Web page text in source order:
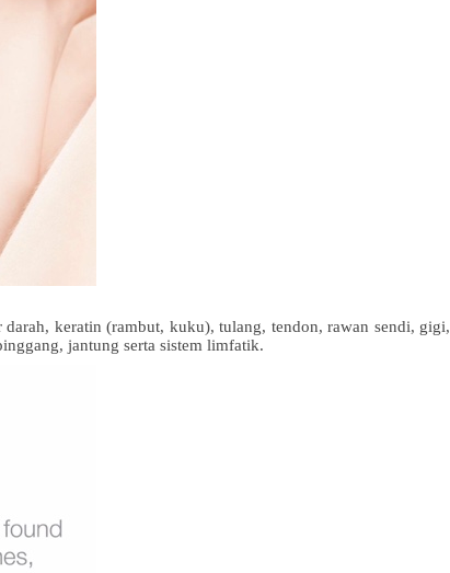
keratin (rambut, kuku), tulang, tendon, rawan sendi, gigi,
jantung serta sistem limfatik.